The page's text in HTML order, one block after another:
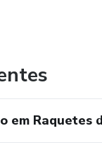
em Raquetes